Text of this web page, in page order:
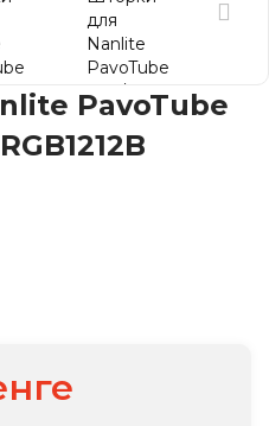
PavoTube